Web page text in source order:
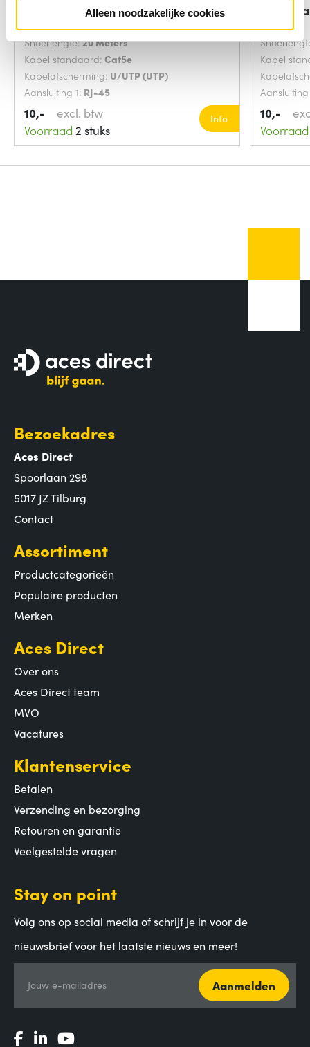
Alleen noodzakelijke cookies
Digitus DK-1512-200 netwerkkabel
Grijs 20
Snoerlengte:20 Meters
Kabel standaard: Cat5e
Kabelafscherming: U/UTP (UTP)
Aansluiting 1: RJ-45
10,-
excl. btw
Voorraad 2 stuks
Info
ACT
Kabel
10,-
Voorraad
Bezoekadres
Aces Direct
Spoorlaan 298
5017 JZ Tilburg
Contact
Assortiment
Productcategorieën
Populaire producten
Merken
Aces Direct
Over ons
Aces Direct team
MVO
Vacatures
Klantenservice
Betalen
Verzending en bezorging
Retouren en garantie
Veelgestelde vragen
Stay on point
Volg ons op social media of schrijf je in voor de
nieuwsbrief voor het laatste nieuws en meer!
Jouw e-mailadres Aanmelden